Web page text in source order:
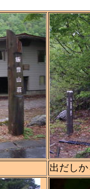
出だし